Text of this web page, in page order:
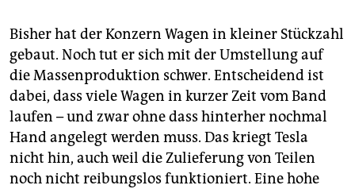
Bisher hat der Konzern Wagen in kleiner Stückzahl
gebaut. Noch tut er sich mit der Umstellung auf
die Massenproduktion schwer. Entscheidend ist
dabei, dass viele Wagen in kurzer Zeit vom Band
laufen – und zwar ohne dass hinterher nochmal
Hand angelegt werden muss. Das kriegt Tesla
nicht hin, auch weil die Zulieferung von Teilen
noch nicht reibungslos funk­tio­niert. Eine hohe